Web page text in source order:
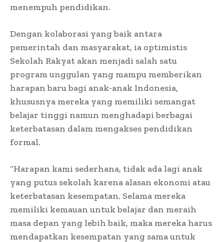
menempuh pendidikan.
Dengan kolaborasi yang baik antara
pemerintah dan masyarakat, ia optimistis
Sekolah Rakyat akan menjadi salah satu
program unggulan yang mampu memberikan
harapan baru bagi anak-anak Indonesia,
khususnya mereka yang memiliki semangat
belajar tinggi namun menghadapi berbagai
keterbatasan dalam mengakses pendidikan
formal.
“Harapan kami sederhana, tidak ada lagi anak
yang putus sekolah karena alasan ekonomi atau
keterbatasan kesempatan. Selama mereka
memiliki kemauan untuk belajar dan meraih
masa depan yang lebih baik, maka mereka harus
mendapatkan kesempatan yang sama untuk